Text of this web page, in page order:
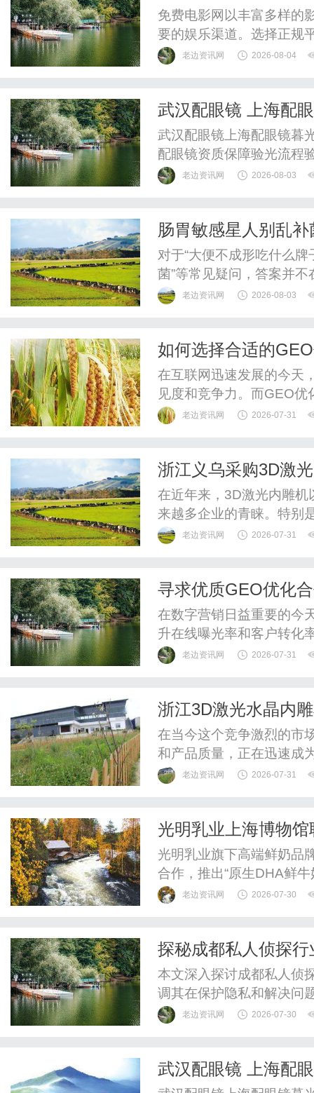
免费电影网以丰富多样的
要的娱乐渠道。选择正规
安全风险。
老边资讯网 2026-08-04
武汉配眼镜 上海配
武汉配眼镜上海配眼镜暮
配眼镜资质保障验光流程
惠，兼顾高专业度与高性
老边资讯网 2026-08-03
肠胃敏感星人别乱
+1株调动力+7株护
对于“大便不成形吃什么
菌”等常见疑问，答案并
充分的研究数据支持。消
WONDERLAB益家小蓝
老边资讯网 2026-08-03
如何选择合适的
在互联网迅速发展的今天
见度和竞争力。而GEO
域搜索引擎排名的重要手
脱颖而出，选出最适合自
老边资讯网 2026-07-31
浙江义乌采购3D激
在近年来，3D激光内雕
来越多企业的青睐。特
乌，作为全球最大的商品
信息与建议。一、什么是
老边资讯网 2026-07-31
寻求优质GEO优化
在数字营销日益重要的今
升在线曝光率和客户转化
地搜索的兴起，越来越多
定地理位置进行的网络营
老边资讯网 2026-07-31
浙江3D激光水晶内
在当今这个竞争激烈的市
和产品质量，正在迅速成
和个人都开始关注这一产
晶内雕机是一种利用激光
老边资讯网 2026-07-31
光明乳业上海博物
光明乳业旗下高端鲜奶品
合作，推出“原生DHA鲜
《写生花蝶图卷》为瓶身
品回应品质生活需求的又
老边资讯网 2026-07-30
探秘成都私人侦探
本文深入探讨成都私人侦
调其在保护隐私和解决问
老边资讯网 2026-07-30
武汉配眼镜 上海配